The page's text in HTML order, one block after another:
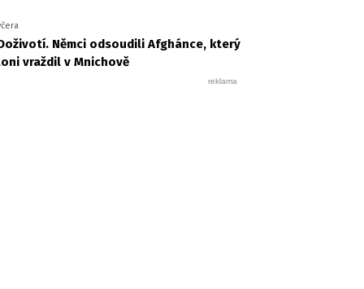
Němci odsoudili Afghánce, který
vraždil v Mnichově